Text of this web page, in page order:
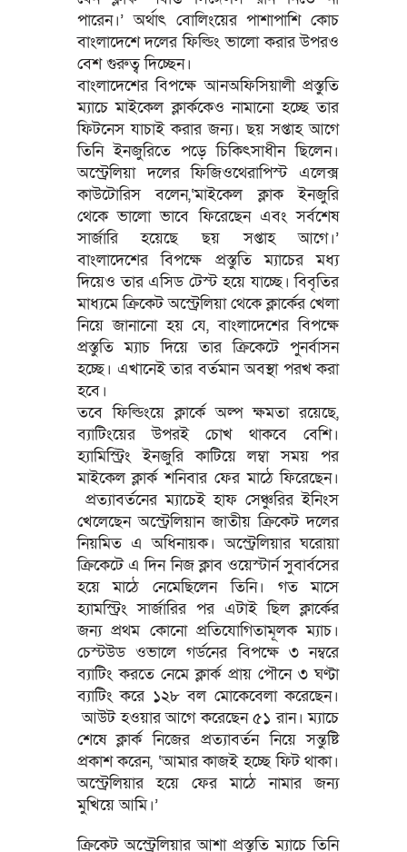
পারেন।’ অর্থাৎ বোলিংয়ের পাশাপাশি কোচ
বাংলাদেশে দলের ফিল্ডিং ভালো করার উপরও
বেশ গুরুত্ব দিচ্ছেন।
বাংলাদেশের বিপক্ষে আনঅফিসিয়ালী প্রস্তুতি
ম্যাচে মাইকেল ক্লার্ককেও নামানো হচ্ছে তার
ফিটনেস যাচাই করার জন্য। ছয় সপ্তাহ আগে
তিনি ইনজুরিতে পড়ে চিকিৎসাধীন ছিলেন।
অস্ট্রেলিয়া দলের ফিজিওথেরাপিস্ট এলেক্স
কাউটোরিস বলেন,‘মাইকেল ক্লাক ইনজুরি
থেকে ভালো ভাবে ফিরেছেন এবং সর্বশেষ
সার্জারি হয়েছে ছয় সপ্তাহ আগে।’
বাংলাদেশের বিপক্ষে প্রস্তুতি ম্যাচের মধ্য
দিয়েও তার এসিড টেস্ট হয়ে যাচ্ছে। বিবৃতির
মাধ্যমে ক্রিকেট অস্ট্রেলিয়া থেকে ক্লার্কের খেলা
নিয়ে জানানো হয় যে, বাংলাদেশের বিপক্ষে
প্রস্তুতি ম্যাচ দিয়ে তার ক্রিকেটে পুনর্বাসন
হচ্ছে। এখানেই তার বর্তমান অবস্থা পরখ করা
হবে।
তবে ফিল্ডিংয়ে ক্লার্কে অল্প ক্ষমতা রয়েছে,
ব্যাটিংয়ের উপরই চোখ থাকবে বেশি।
হ্যামিস্ট্রিং ইনজুরি কাটিয়ে লম্বা সময় পর
মাইকেল ক্লার্ক শনিবার ফের মাঠে ফিরেছেন।
প্রত্যাবর্তনের ম্যাচেই হাফ সেঞ্চুরির ইনিংস
খেলেছেন অস্ট্রেলিয়ান জাতীয় ক্রিকেট দলের
নিয়মিত এ অধিনায়ক। অস্ট্রেলিয়ার ঘরোয়া
ক্রিকেটে এ দিন নিজ ক্লাব ওয়েস্টার্ন সুবার্বসের
হয়ে মাঠে নেমেছিলেন তিনি। গত মাসে
হ্যামস্ট্রিং সার্জারির পর এটাই ছিল ক্লার্কের
জন্য প্রথম কোনো প্রতিযোগিতামূলক ম্যাচ।
চেস্টউড ওভালে গর্ডনের বিপক্ষে ৩ নম্বরে
ব্যাটিং করতে নেমে ক্লার্ক প্রায় পৌনে ৩ ঘণ্টা
ব্যাটিং করে ১২৮ বল মোকেবেলা করেছেন।
আউট হওয়ার আগে করেছেন ৫১ রান। ম্যাচে
শেষে ক্লার্ক নিজের প্রত্যাবর্তন নিয়ে সন্তুষ্টি
প্রকাশ করেন, ‘আমার কাজই হচ্ছে ফিট থাকা।
অস্ট্রেলিয়ার হয়ে ফের মাঠে নামার জন্য
মুখিয়ে আমি।’
ক্রিকেট অস্ট্রেলিয়ার আশা প্রস্তুতি ম্যাচে তিনি